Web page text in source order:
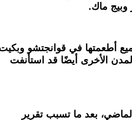
وبيج ماك.
أطعمتها في قوانجتشو
الأخرى أيضًا قد استأنفت
بعد ما تسبب تقرير